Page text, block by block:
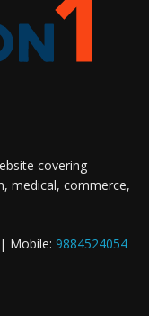
covering
medical, commerce,
| Mobile: 9884524054